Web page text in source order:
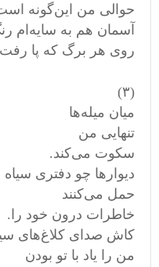
حوالی من این‌گونه
آسمان هم به سایه‌ام
روی هر برگ که پا
(۳)
میان میله‌ها
تنهایی من
سکوت می‌کند.
دیوارها چو دفتری سیاه
حمل می‌کنند
خاطرات درون خود را.
کاش صدای کلاغ‌های
من را یاد با تو بودن